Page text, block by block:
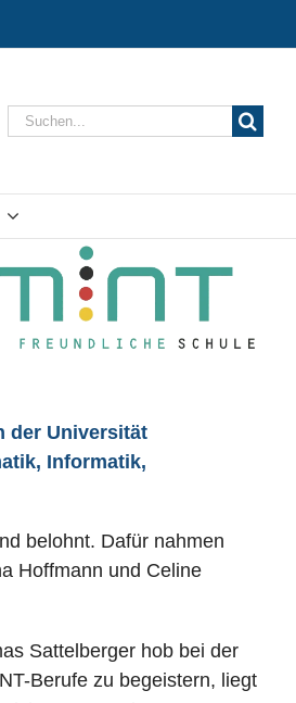
Suche
der Universität
Informatik,
belohnt. Dafür nahmen
Hoffmann und Celine
Sattelberger hob bei der
Berufe zu begeistern, liegt